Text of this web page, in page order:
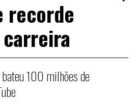
recorde
100 milhões de